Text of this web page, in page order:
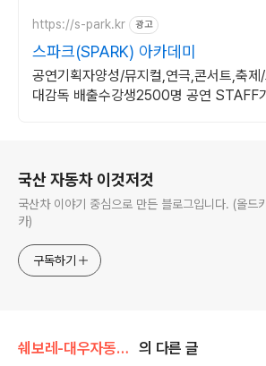
https://s-park.kr 광고
스파크(SPARK) 아카데미
공연기획자양성/뮤지컬,연극,콘서트,축제
대감독 배출수강생2500명 공연 STAFF
국산 자동차 이것저것
국산차 이야기 중심으로 만든 블로그입니다. (올드
카)
구독하기
쉐보레-대우자동차 Daewoo 의 다른 글